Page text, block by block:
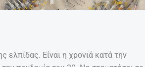
ελπίδας. Είναι η χρονιά κατά την